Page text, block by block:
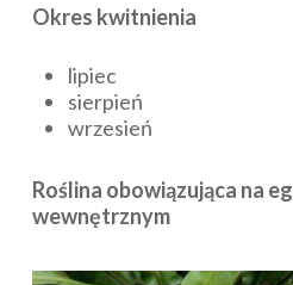
Okres kwitnienia
lipiec
sierpień
wrzesień
Roślina obowiązująca na
wewnętrznym